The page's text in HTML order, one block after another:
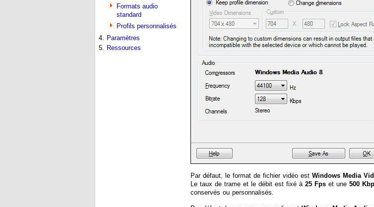
Formats audio
standard
Profils personnalisés
4. Paramètres
5. Ressources
Par défaut, le format de fichier vidéo est Windows Media
Le taux de trame et le débit est fixé à 25 Fps et une 500
conservés ou personnalisés.